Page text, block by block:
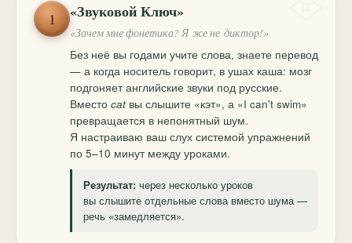
1 «Звуковой Ключ»
«Зачем мне фонетика? Я же не диктор!»
Без неё вы годами учите слова, знаете перевод
— а когда носитель говорит, в ушах каша: мозг
подгоняет английские звуки под русские.
Вместо catвы слышите «кэт», а «I can't swim»
превращается в непонятный шум.
Я настраиваю ваш слух системой упражнений
по 5–10 минут между уроками.
Результат: через несколько уроков
вы слышите отдельные слова вместо шума —
речь «замедляется».